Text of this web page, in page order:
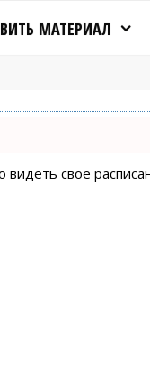
МАТЕРИАЛ
свое